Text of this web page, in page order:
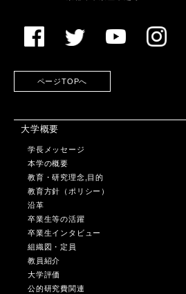
ページTOPへ
大学概要
学長メッセージ
本学の概要
教育・研究理念,目的
教育方針（ポリシー）
沿革
卒業生等の活躍
卒業生インタビュー
組織図・定員
教員紹介
大学評価
公的研究費関連